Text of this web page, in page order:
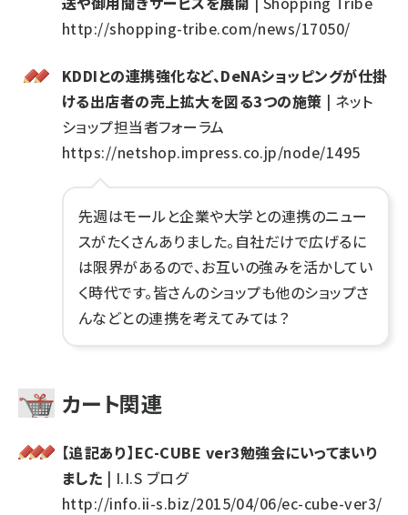
http://shopping-tribe.com/news/17050/
KDDIとの連携強化など、DeNAショッピングが仕掛
ける出店者の売上拡大を図る3つの施策 | ネット
ショップ担当者フォーラム
https://netshop.impress.co.jp/node/1495
先週はモールと企業や大学との連携のニュー
スがたくさんありました。自社だけで広げるに
は限界があるので、お互いの強みを活かしてい
く時代です。皆さんのショップも他のショップさ
んなどとの連携を考えてみては？
カート関連
【追記あり】EC-CUBE ver3勉強会にいってまいり
ました | I.I.S ブログ
http://info.ii-s.biz/2015/04/06/ec-cube-ver3/